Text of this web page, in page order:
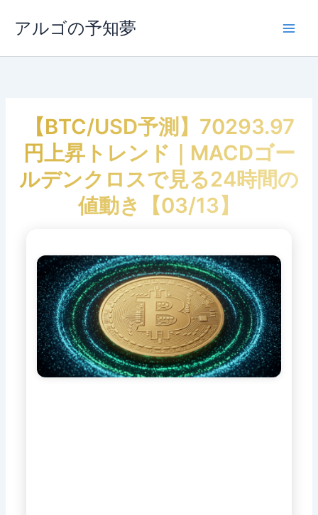
ス
アルゴの予知夢
【BTC/USD予測】70293.97
円上昇トレンド｜MACDゴー
ルデンクロスで見る24時間の
値動き【03/13】